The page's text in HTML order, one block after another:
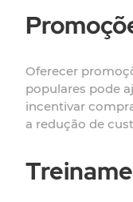
Oferecer
populares pode
incentivar
a redução de